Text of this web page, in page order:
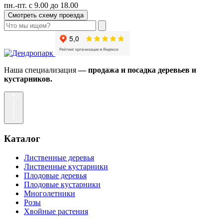
пн.-пт. с 9.00 до 18.00
Смотреть схему проезда
Наша специализация— продажа и посадка деревьев и
кустарников.
Каталог
Лиственные деревья
Лиственные кустарники
Плодовые деревья
Плодовые кустарники
Многолетники
Розы
Хвойные растения